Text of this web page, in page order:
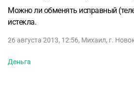
Можно ли обменять исправный
истекла.
26 августа 2013, 12:56, Михаил, г.
Деньга